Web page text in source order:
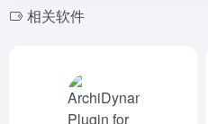
相关软件